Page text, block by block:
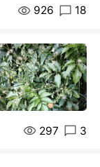
926 18
297 3